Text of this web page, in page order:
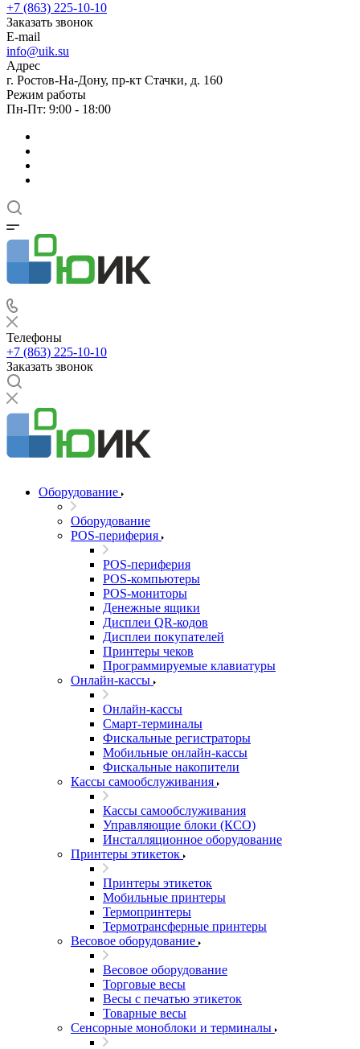
+7 (863) 225-10-10
Заказать звонок
E-mail
info@uik.su
Адрес
г. Ростов-На-Дону, пр-кт Стачки, д. 160
Режим работы
Пн-Пт: 9:00 - 18:00
Телефоны
+7 (863) 225-10-10
Заказать звонок
Оборудование
Оборудование
POS-периферия
POS-периферия
POS-компьютеры
POS-мониторы
Денежные ящики
Дисплеи QR-кодов
Дисплеи покупателей
Принтеры чеков
Программируемые клавиатуры
Онлайн-кассы
Онлайн-кассы
Смарт-терминалы
Фискальные регистраторы
Мобильные онлайн-кассы
Фискальные накопители
Кассы самообслуживания
Кассы самообслуживания
Управляющие блоки (КСО)
Инсталляционное оборудование
Принтеры этикеток
Принтеры этикеток
Мобильные принтеры
Термопринтеры
Термотрансферные принтеры
Весовое оборудование
Весовое оборудование
Торговые весы
Весы с печатью этикеток
Товарные весы
Сенсорные моноблоки и терминалы